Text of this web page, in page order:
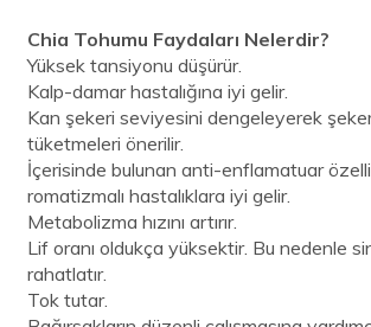
Chia Tohumu Faydaları Nelerdir?
Yüksek tansiyonu düşürür.
Kalp-damar hastalığına iyi gelir.
Kan şekeri seviyesini dengeleyerek
tüketmeleri önerilir.
İçerisinde bulunan anti-enflamatuar
romatizmalı hastalıklara iyi gelir.
Metabolizma hızını artırır.
Lif oranı oldukça yüksektir. Bu nedenle
rahatlatır.
Tok tutar.